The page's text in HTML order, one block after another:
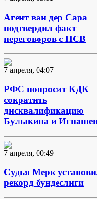
Агент ван дер Сара
подтвердил факт
переговоров с ПСВ
7 апреля, 04:07
РФС попросит КДК
сократить
дисквалификацию
Булыкина и
7 апреля, 00:49
Судья Мерк
рекорд бундеслиги